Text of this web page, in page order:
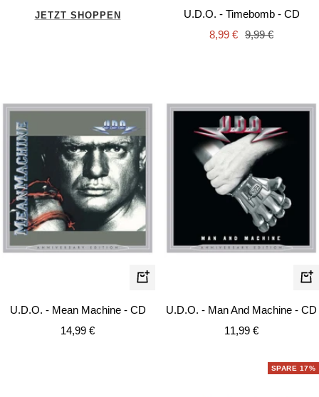
JETZT SHOPPEN
U.D.O. - Timebomb - CD
Angebotspreis
8,99 € Regulärer
9,99 €
In
den
U.D.O. - Mean Machine - CD
Angebotspreis
14,99 €
In
U.D.O. - Man And Machine - CD
Angebotspreis
11,99 €
SPARE 17%